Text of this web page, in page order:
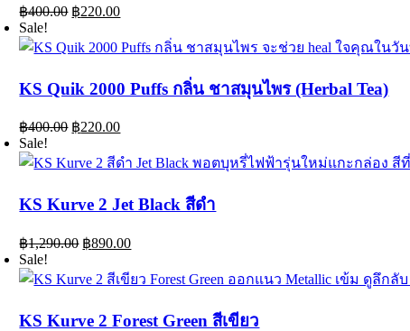
฿400.00 Original
was:
฿400.00.
฿220.00Current
is:
฿220.00.
Sale!
KS Quik 2000 Puffs กลิ่น ชาสมุนไพร (Herbal Tea)
฿400.00 Original
was:
฿400.00.
฿220.00Current
is:
฿220.00.
Sale!
KS Kurve 2 Jet Black สีดำ
฿1,290.00 Original
was:
฿1,290.00.
฿890.00Current
is:
฿890.00.
Sale!
KS Kurve 2 Forest Green สีเขียว